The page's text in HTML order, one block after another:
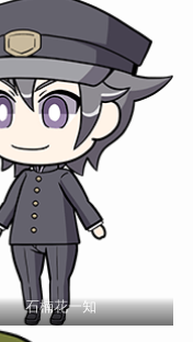
石楠花一知